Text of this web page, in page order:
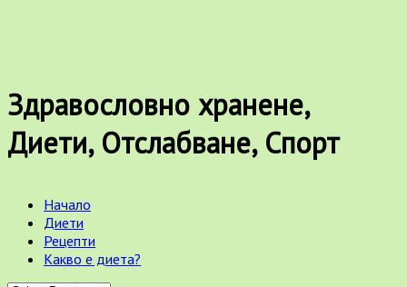
Здравословно хранене,
Диети, Отслабване, Спорт
Начало
Диети
Рецепти
Какво е диета?